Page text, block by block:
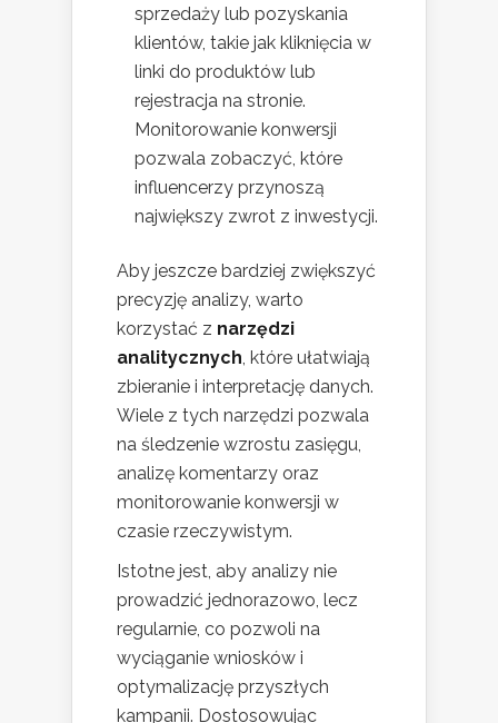
sprzedaży lub pozyskania
klientów, takie jak kliknięcia w
linki do produktów lub
rejestracja na stronie.
Monitorowanie konwersji
pozwala zobaczyć, które
influencerzy przynoszą
największy zwrot z inwestycji.
Aby jeszcze bardziej zwiększyć
precyzję analizy, warto
korzystać z narzędzi
analitycznych , które ułatwiają
zbieranie i interpretację danych.
Wiele z tych narzędzi pozwala
na śledzenie wzrostu zasięgu,
analizę komentarzy oraz
monitorowanie konwersji w
czasie rzeczywistym.
Istotne jest, aby analizy nie
prowadzić jednorazowo, lecz
regularnie, co pozwoli na
wyciąganie wniosków i
optymalizację przyszłych
kampanii. Dostosowując